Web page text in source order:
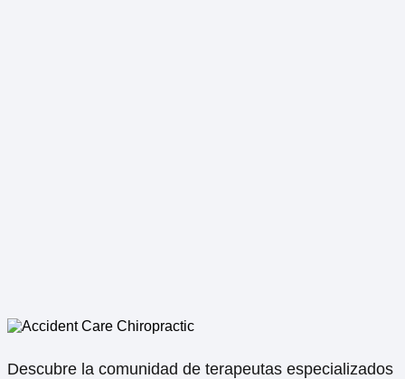
Descubre la comunidad de terapeutas especializados